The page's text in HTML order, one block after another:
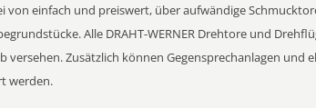
von einfach und preiswert, über aufwändige
Alle DRAHT-WERNER Drehtore und
versehen. Zusätzlich können Gegensprechanlagen und
werden.